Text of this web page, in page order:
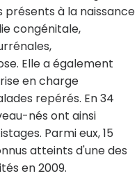
présents à la naissance
congénitale,
Elle a également
en charge
repérés. En 34
nés ont ainsi
Parmi eux, 15
atteints d'une des
en 2009.